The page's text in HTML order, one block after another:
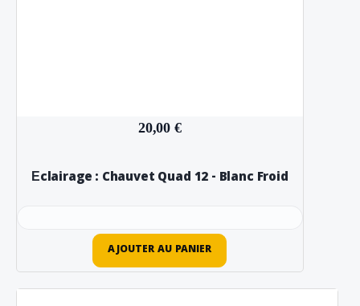
20,00 €
Éclairage : Chauvet Quad 12 - Blanc Froid
AJOUTER AU PANIER